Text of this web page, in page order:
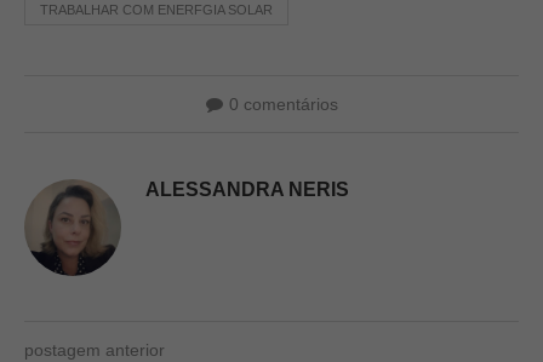
TRABALHAR COM ENERFGIA SOLAR
0 comentários
ALESSANDRA NERIS
postagem anterior